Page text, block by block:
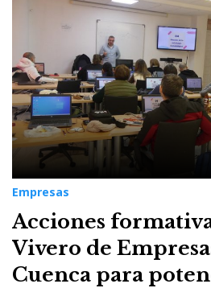
Empresas
Acciones
Vivero de
Cuenca para